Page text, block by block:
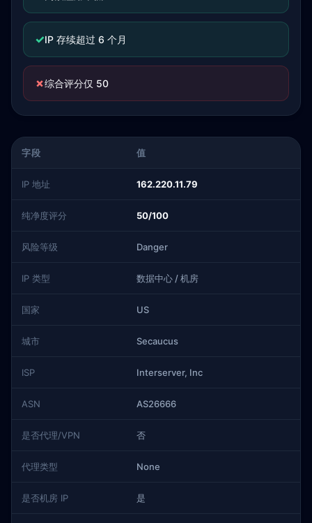
✓IP 存续超过 6 个月
✗综合评分仅 50
字段 值
IP 地址 162.220.11.79
纯净度评分 50/100
风险等级 Danger
IP 类型 数据中心 / 机房
国家 US
城市 Secaucus
ISP Interserver, Inc
ASN AS26666
是否代理/VPN 否
代理类型 None
是否机房 IP 是